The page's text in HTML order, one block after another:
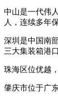
中山是一代伟
人，连续多年
深圳是中国南
三大集装箱港
珠海区位优越
肇庆市位于广